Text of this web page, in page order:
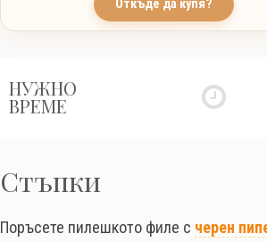
Откъде да купя?
НУЖНО
ВРЕМЕ
Стъпки
Поръсете пилешкото филе с черен